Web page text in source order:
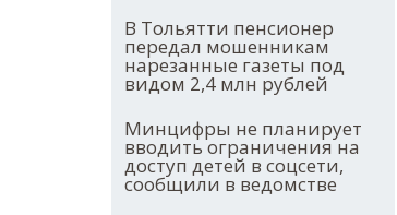
В Тольятти пенсионер
передал мошенникам
нарезанные газеты под
видом 2,4 млн рублей
Минцифры не планирует
вводить ограничения на
доступ детей в соцсети,
сообщили в ведомстве